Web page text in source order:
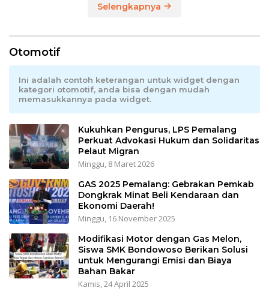
Selengkapnya
Otomotif
Ini adalah contoh keterangan untuk widget dengan
kategori otomotif, anda bisa dengan mudah
memasukkannya pada widget.
Kukuhkan Pengurus, LPS Pemalang
Perkuat Advokasi Hukum dan Solidaritas
Pelaut Migran
Minggu, 8 Maret 2026
GAS 2025 Pemalang: Gebrakan Pemkab
Dongkrak Minat Beli Kendaraan dan
Ekonomi Daerah!
Minggu, 16 November 2025
Modifikasi Motor dengan Gas Melon,
Siswa SMK Bondowoso Berikan Solusi
untuk Mengurangi Emisi dan Biaya
Bahan Bakar
Kamis, 24 April 2025